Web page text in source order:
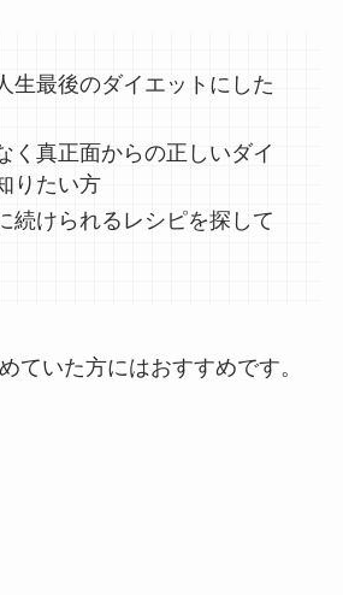
生最後のダイエットにした
く真正面からの正しいダイ
りたい方
続けられるレシピを探して
ていた方にはおすすめです。